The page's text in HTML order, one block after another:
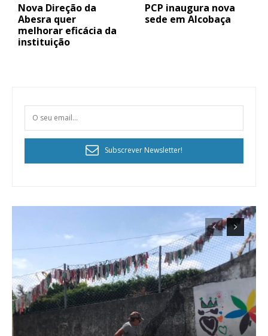
Nova Direção da
Abesra quer
melhorar eficácia da
instituição
PCP inaugura nova
sede em Alcobaça
Subscrever Newsletter!